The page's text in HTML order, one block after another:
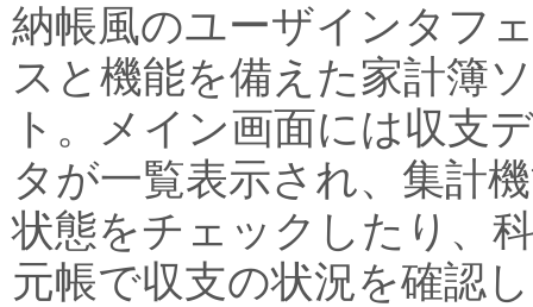
納帳風のユーザインタフ
スと機能を備えた家計簿
ト。メイン画面には収支
タが一覧表示され、集計
状態をチェックしたり、
元帳で収支の状況を確認